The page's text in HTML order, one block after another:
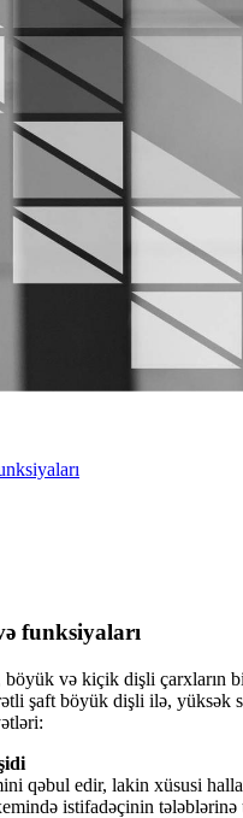
funksiyaları
böyük və kiçik dişli
şaft böyük dişli ilə,
qəbul edir, lakin xüsusi
istifadəçinin